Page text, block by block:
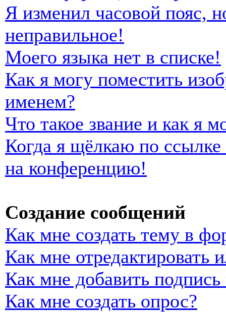
Я изменил часовой пояс,
неправильное!
Моего языка нет в списке!
Как я могу поместить
именем?
Что такое звание и как я
Когда я щёлкаю по
на конференцию!
Создание сообщений
Как мне создать тему в
Как мне отредактировать
Как мне добавить
Как мне создать опрос?